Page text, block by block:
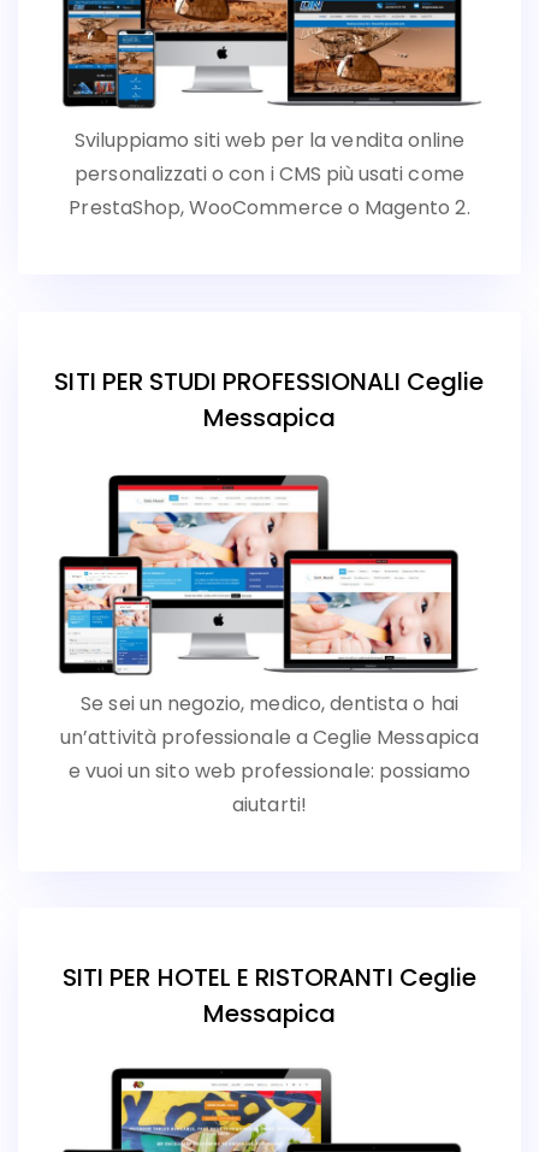
Sviluppiamo siti web per la vendita online
personalizzati o con i CMS più usati come
PrestaShop, WooCommerce o Magento 2.
SITI PER STUDI PROFESSIONALI Ceglie
Messapica
Se sei un negozio, medico, dentista o hai
un’attività professionale a Ceglie Messapica
e vuoi un sito web professionale: possiamo
aiutarti!
SITI PER HOTEL E RISTORANTI Ceglie
Messapica